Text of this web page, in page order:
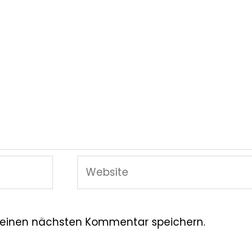
nächsten Kommentar speichern.